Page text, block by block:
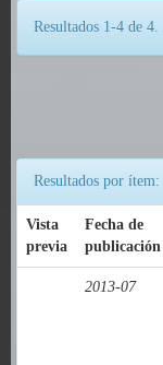
Resultados 1-4 de 4.
Resultados por ítem:
Vista
previa
Fecha de
publicación
2013-07